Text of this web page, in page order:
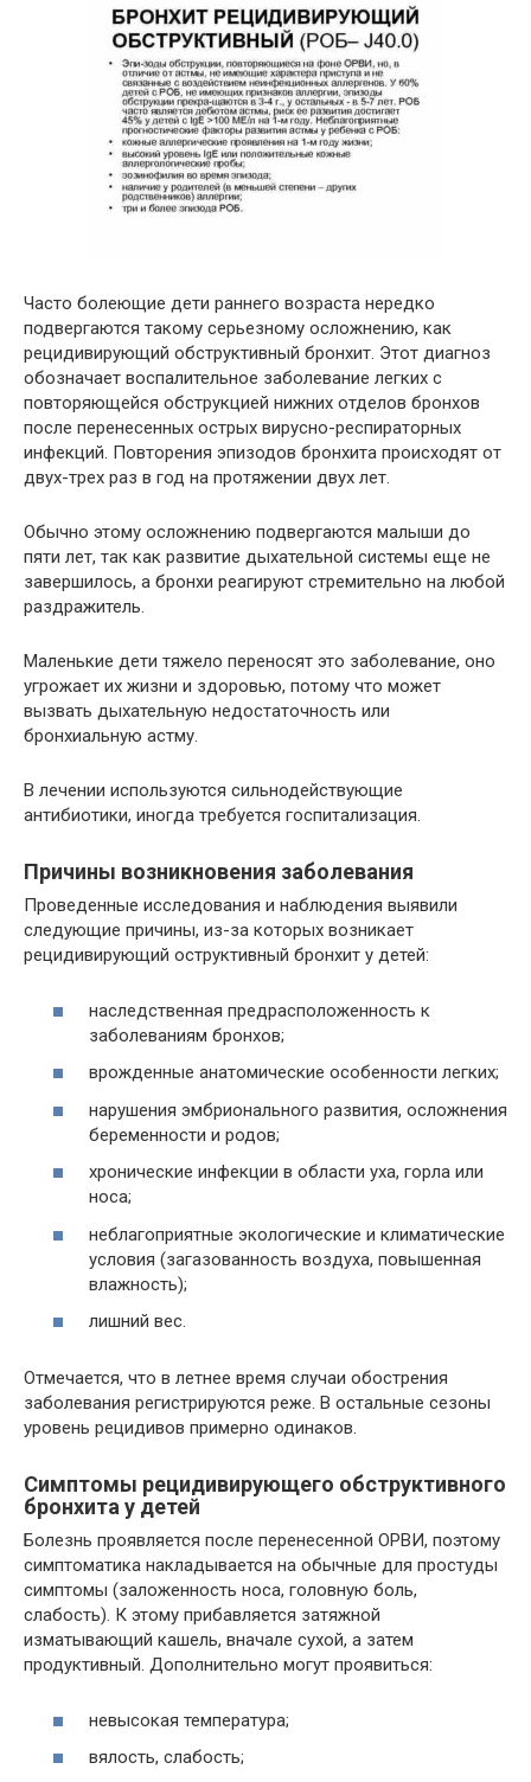
Часто болеющие дети раннего возраста нередко
подвергаются такому серьезному осложнению, как
рецидивирующий обструктивный бронхит. Этот диагноз
обозначает воспалительное заболевание легких с
повторяющейся обструкцией нижних отделов бронхов
после перенесенных острых вирусно-респираторных
инфекций. Повторения эпизодов бронхита происходят от
двух-трех раз в год на протяжении двух лет.
Обычно этому осложнению подвергаются малыши до
пяти лет, так как развитие дыхательной системы еще не
завершилось, а бронхи реагируют стремительно на любой
раздражитель.
Маленькие дети тяжело переносят это заболевание, оно
угрожает их жизни и здоровью, потому что может
вызвать дыхательную недостаточность или
бронхиальную астму.
В лечении используются сильнодействующие
антибиотики, иногда требуется госпитализация.
Причины возникновения заболевания
Проведенные исследования и наблюдения выявили
следующие причины, из-за которых возникает
рецидивирующий оструктивный бронхит у детей:
наследственная предрасположенность к
заболеваниям бронхов;
врожденные анатомические особенности легких;
нарушения эмбрионального развития, осложнения
беременности и родов;
хронические инфекции в области уха, горла или
носа;
неблагоприятные экологические и климатические
условия (загазованность воздуха, повышенная
влажность);
лишний вес.
Отмечается, что в летнее время случаи обострения
заболевания регистрируются реже. В остальные сезоны
уровень рецидивов примерно одинаков.
Симптомы рецидивирующего обструктивного
бронхита у детей
Болезнь проявляется после перенесенной ОРВИ, поэтому
симптоматика накладывается на обычные для простуды
симптомы (заложенность носа, головную боль,
слабость). К этому прибавляется затяжной
изматывающий кашель, вначале сухой, а затем
продуктивный. Дополнительно могут проявиться:
невысокая температура;
вялость, слабость;